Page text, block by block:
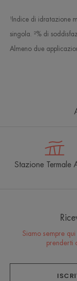
¹Indice di idratazione
singola. ²% di
Almeno due
Stazione Termale
Siamo sempre
prenderti